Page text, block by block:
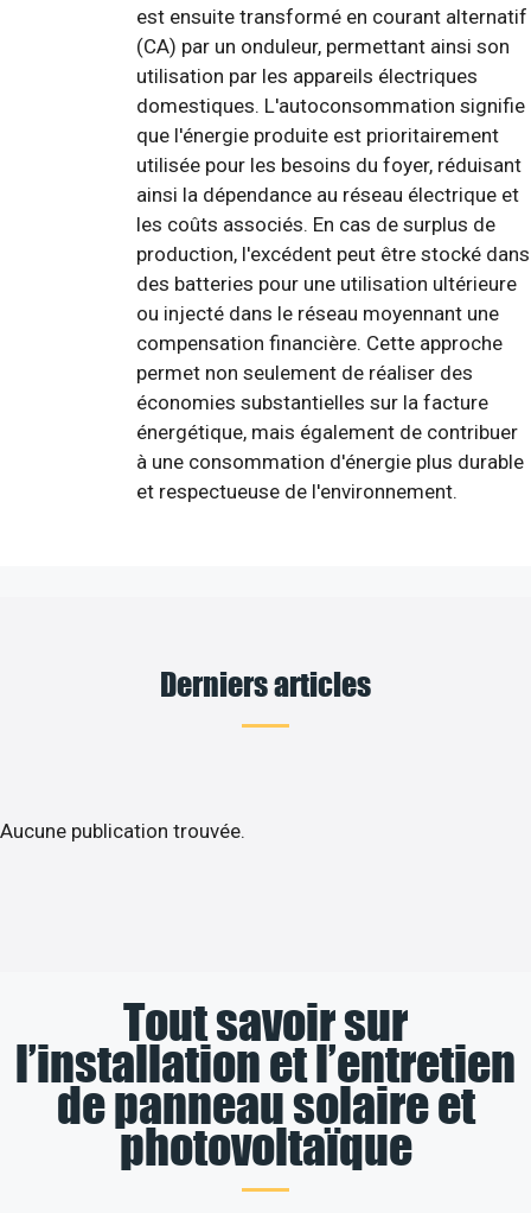
est ensuite transformé en courant alternatif
(CA) par un onduleur, permettant ainsi son
utilisation par les appareils électriques
domestiques. L'autoconsommation signifie
que l'énergie produite est prioritairement
utilisée pour les besoins du foyer, réduisant
ainsi la dépendance au réseau électrique et
les coûts associés. En cas de surplus de
production, l'excédent peut être stocké dans
des batteries pour une utilisation ultérieure
ou injecté dans le réseau moyennant une
compensation financière. Cette approche
permet non seulement de réaliser des
économies substantielles sur la facture
énergétique, mais également de contribuer
à une consommation d'énergie plus durable
et respectueuse de l'environnement.
Derniers articles
Aucune publication trouvée.
Tout savoir sur
l’installation et l’entretien
de panneau solaire et
photovoltaïque